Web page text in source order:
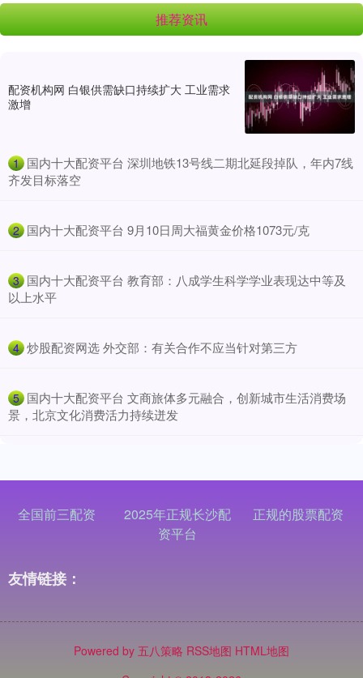
推荐资讯
配资机构网 白银供需缺口持续扩大 工业需求
激增
1 ​国内十大配资平台 深圳地铁13号线二期北延段掉队，年内7线
齐发目标落空
2 ​国内十大配资平台 9月10日周大福黄金价格1073元/克
3 ​国内十大配资平台 教育部：八成学生科学学业表现达中等及
以上水平
4 ​炒股配资网选 外交部：有关合作不应当针对第三方
5 ​国内十大配资平台 文商旅体多元融合，创新城市生活消费场
景，北京文化消费活力持续迸发
全国前三配资
2025年正规长沙配
资平台
正规的股票配资
友情链接：
Powered by 五八策略 RSS地图 HTML地图